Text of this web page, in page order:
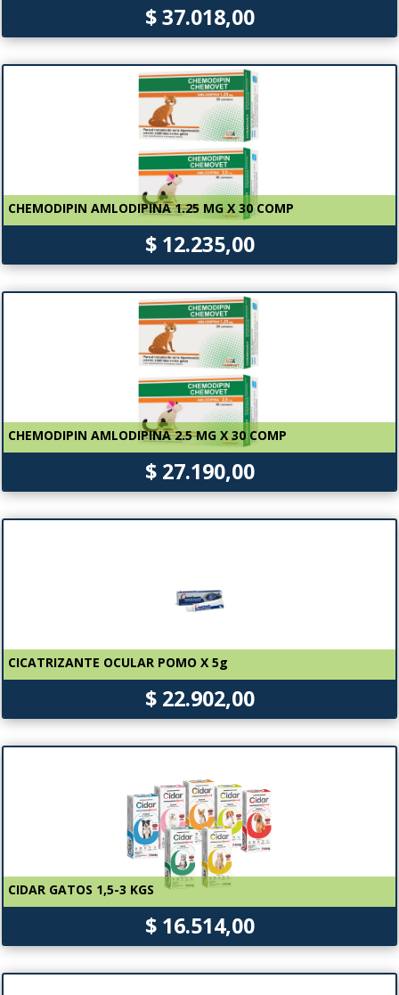
$ 37.018,00
CHEMODIPIN AMLODIPINA 1.25 MG X 30 COMP
$ 12.235,00
CHEMODIPIN AMLODIPINA 2.5 MG X 30 COMP
$ 27.190,00
CICATRIZANTE OCULAR POMO X 5g
$ 22.902,00
CIDAR GATOS 1,5-3 KGS
$ 16.514,00